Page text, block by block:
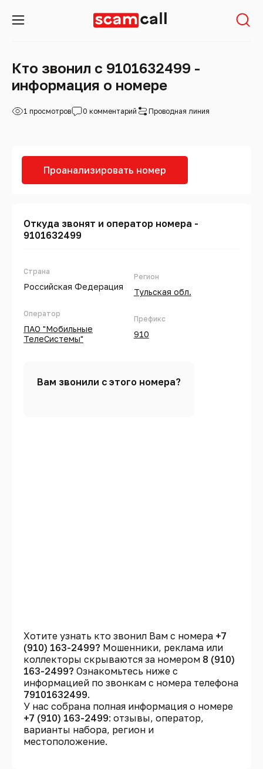
Кто звонил с 9101632499 -
информация о номере
1 просмотров 0 комментарий Проводная линия
Проанализировать номер
Откуда звонят и оператор номера -
9101632499
Страна
Российская Федерация
Оператор
ПАО "Мобильные
ТелеСистемы"
Регион
Тульская обл.
Префикс
910
Вам звонили с этого номера?
Хотите узнать кто звонил Вам с номера +7
(910) 163-2499? Мошенники, реклама или
коллекторы скрываются за номером 8 (910)
163-2499? Ознакомьтесь ниже с
информацией по звонкам с номера телефона
79101632499.
У нас собрана полная информация о номере
+7 (910) 163-2499: отзывы, оператор,
варианты набора, регион и
местоположение.